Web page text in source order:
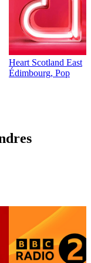
Heart Scotland East
Édimbourg, Pop